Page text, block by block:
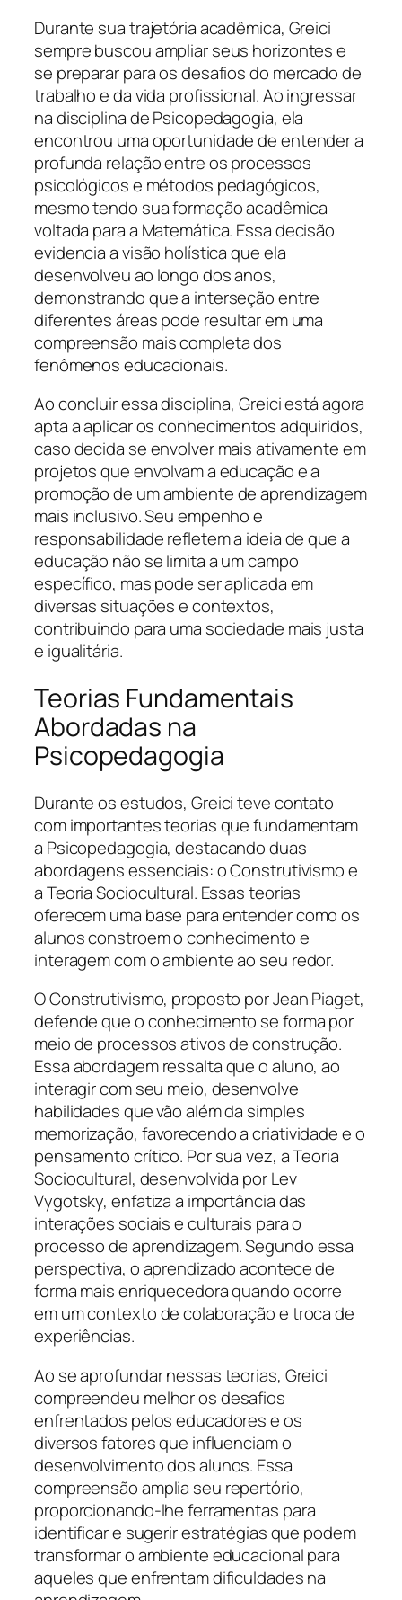
Durante sua trajetória acadêmica, Greici
sempre buscou ampliar seus horizontes e
se preparar para os desafios do mercado de
trabalho e da vida profissional. Ao ingressar
na disciplina de Psicopedagogia, ela
encontrou uma oportunidade de entender a
profunda relação entre os processos
psicológicos e métodos pedagógicos,
mesmo tendo sua formação acadêmica
voltada para a Matemática. Essa decisão
evidencia a visão holística que ela
desenvolveu ao longo dos anos,
demonstrando que a interseção entre
diferentes áreas pode resultar em uma
compreensão mais completa dos
fenômenos educacionais.
Ao concluir essa disciplina, Greici está agora
apta a aplicar os conhecimentos adquiridos,
caso decida se envolver mais ativamente em
projetos que envolvam a educação e a
promoção de um ambiente de aprendizagem
mais inclusivo. Seu empenho e
responsabilidade refletem a ideia de que a
educação não se limita a um campo
específico, mas pode ser aplicada em
diversas situações e contextos,
contribuindo para uma sociedade mais justa
e igualitária.
Teorias Fundamentais
Abordadas na
Psicopedagogia
Durante os estudos, Greici teve contato
com importantes teorias que fundamentam
a Psicopedagogia, destacando duas
abordagens essenciais: o Construtivismo e
a Teoria Sociocultural. Essas teorias
oferecem uma base para entender como os
alunos constroem o conhecimento e
interagem com o ambiente ao seu redor.
O Construtivismo, proposto por Jean Piaget,
defende que o conhecimento se forma por
meio de processos ativos de construção.
Essa abordagem ressalta que o aluno, ao
interagir com seu meio, desenvolve
habilidades que vão além da simples
memorização, favorecendo a criatividade e o
pensamento crítico. Por sua vez, a Teoria
Sociocultural, desenvolvida por Lev
Vygotsky, enfatiza a importância das
interações sociais e culturais para o
processo de aprendizagem. Segundo essa
perspectiva, o aprendizado acontece de
forma mais enriquecedora quando ocorre
em um contexto de colaboração e troca de
experiências.
Ao se aprofundar nessas teorias, Greici
compreendeu melhor os desafios
enfrentados pelos educadores e os
diversos fatores que influenciam o
desenvolvimento dos alunos. Essa
compreensão amplia seu repertório,
proporcionando-lhe ferramentas para
identificar e sugerir estratégias que podem
transformar o ambiente educacional para
aqueles que enfrentam dificuldades na